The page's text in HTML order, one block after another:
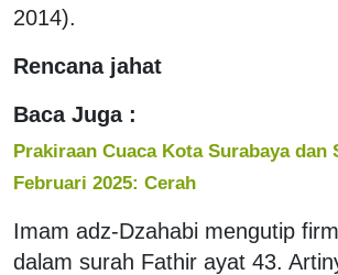
2014).
Rencana jahat
Baca Juga :
Prakiraan Cuaca Kota Surabaya dan
Februari 2025: Cerah
Imam adz-Dzahabi mengutip
dalam surah Fathir ayat 43.